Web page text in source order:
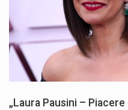
„Laura Pausini –